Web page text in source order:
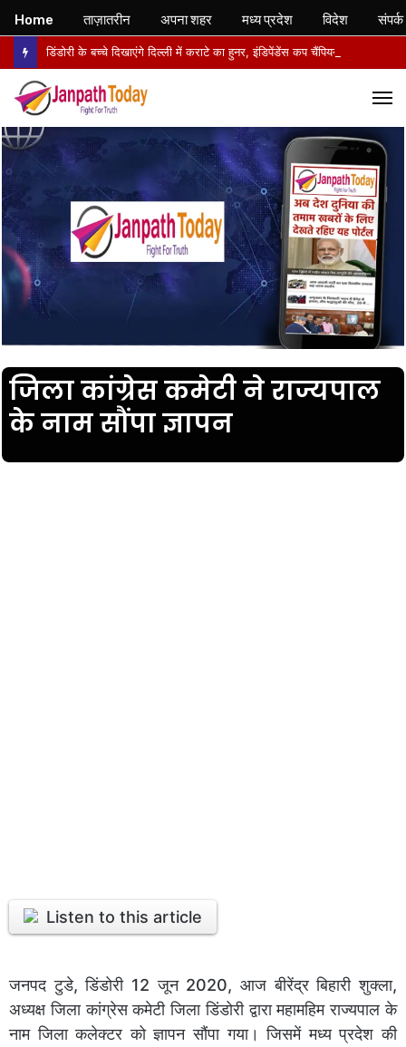
जिला कांग्रेस कमेटी ने राज्यपाल
के नाम सौंपा ज्ञापन
Listen to this article
जनपद टुडे, डिंडोरी 12 जून 2020, आज बीरेंद्र बिहारी शुक्ला,
अध्यक्ष जिला कांग्रेस कमेटी जिला डिंडोरी द्वारा महामहिम राज्यपाल के
नाम जिला कलेक्टर को ज्ञापन सौंपा गया। जिसमें मध्य प्रदेश की
Home ताज़ातरीन अपना शहर मध्य प्रदेश विदेश संपर्क